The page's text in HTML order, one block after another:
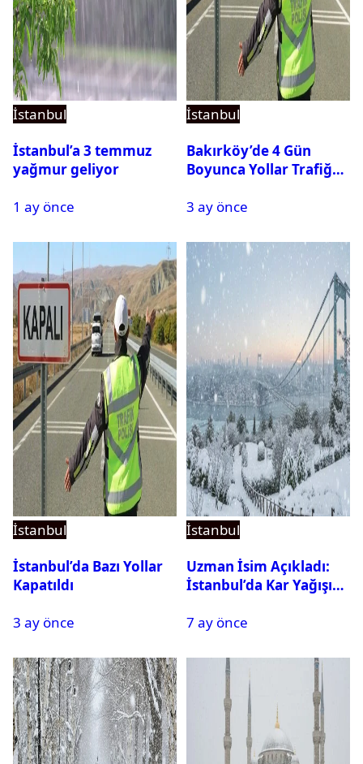
İstanbul
İstanbul’a 3 temmuz
yağmur geliyor
1 ay önce
İstanbul
Bakırköy’de 4 Gün
Boyunca Yollar Trafiğe
3 ay önce
İstanbul
İstanbul’da Bazı Yollar
Kapatıldı
3 ay önce
İstanbul
Uzman İsim Açıkladı:
İstanbul’da Kar Yağışı
7 ay önce